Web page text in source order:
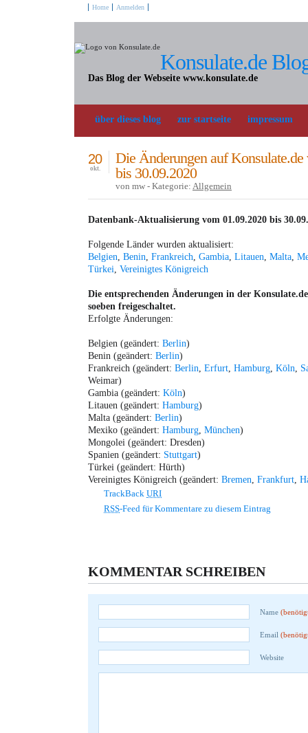
Konsulate.de
Das Blog der Webseite www.konsulate.de
Home Anmelden
über dieses blog zur startseite impressum
Die Änderungen auf
bis 30.09.2020
20
okt.
von mw - Kategorie: Allgemein
Datenbank-Aktualisierung vom 01.09.2020 bis
Folgende Länder wurden aktualisiert:
Belgien Benin Frankreich Gambia Litauen Malta
Türkei Vereinigtes Königreich
Die entsprechenden Änderungen in der
soeben freigeschaltet.
Erfolgte Änderungen:
Belgien (geändert: Berlin)
Benin (geändert: Berlin)
Frankreich (geändert: Berlin Erfurt Hamburg Köln
Weimar)
Gambia (geändert: Köln)
Litauen (geändert: Hamburg)
Malta (geändert: Berlin)
Mexiko (geändert: Hamburg München)
Mongolei (geändert: Dresden)
Spanien (geändert: Stuttgart)
Türkei (geändert: Hürth)
Vereinigtes Königreich (geändert: Bremen Frankfurt
TrackBack URI
RSS-Feed für Kommentare zu diesem Eintrag
KOMMENTAR SCHREIBEN
Name
Email
Website